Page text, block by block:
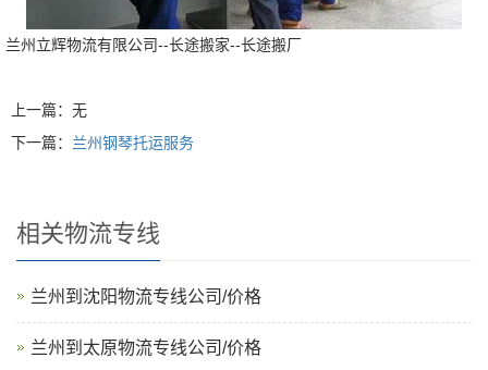
兰州立辉物流有限公司--长途搬家--长途搬厂
上一篇：无
下一篇： 兰州钢琴托运服务
相关物流专线
兰州到沈阳物流专线公司/价格
兰州到太原物流专线公司/价格